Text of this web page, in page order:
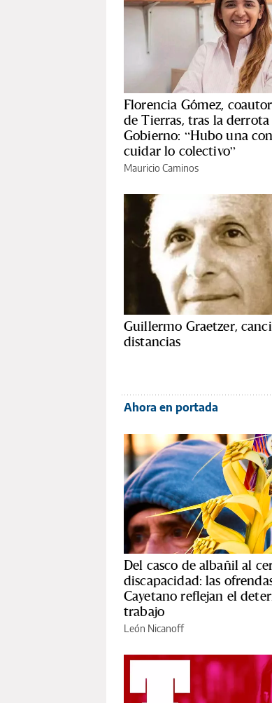
Florencia Gómez,
de Tierras, tras la
Gobierno: “Hubo una
cuidar lo colectivo”
Mauricio Caminos
Guillermo Graetzer,
distancias
Ahora en portada
Del casco de albañil al
discapacidad: las
Cayetano reflejan el
trabajo
León Nicanoff